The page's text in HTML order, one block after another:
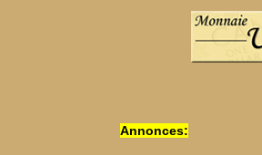
Annonces: